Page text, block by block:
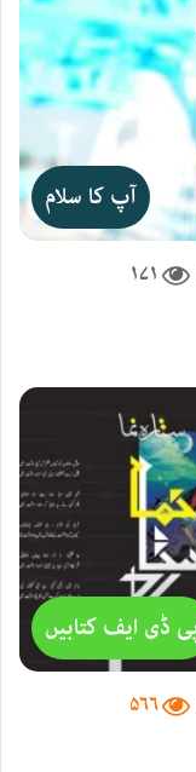
آپ کا سلام
۱۷۱
ڈی ایف کتابیں
۵۶۶